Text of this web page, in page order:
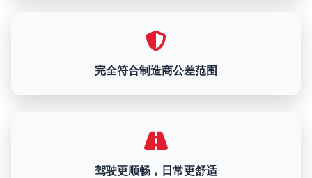
完全符合制造商公差范围
驾驶更顺畅，日常更舒适